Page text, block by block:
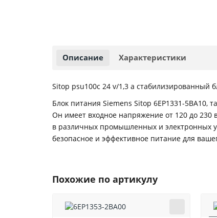
Описание Характеристики
Sitop psu100c 24 v/1,3 a стабилизированный
Блок питания Siemens Sitop 6EP1331-5BA10,
Он имеет входное напряжение от 120 до 230
в различных промышленных и электронных
безопасное и эффективное питание для
Похожие по артикулу